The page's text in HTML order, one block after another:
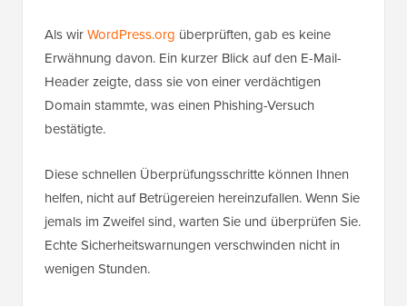
Als wirWordPress.org überprüften, gab es keine
Erwähnung davon. Ein kurzer Blick auf den E-Mail-
Header zeigte, dass sie von einer verdächtigen
Domain stammte, was einen Phishing-Versuch
bestätigte.
Diese schnellen Überprüfungsschritte können Ihnen
helfen, nicht auf Betrügereien hereinzufallen. Wenn Sie
jemals im Zweifel sind, warten Sie und überprüfen Sie.
Echte Sicherheitswarnungen verschwinden nicht in
wenigen Stunden.